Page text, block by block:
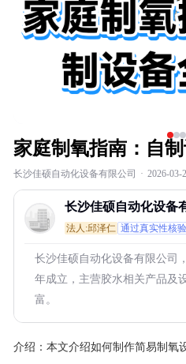
家庭制氧指南：自
长沙佳硕自动化设备有限公司 · 2026-03-
长沙佳硕自动化设备
法人:邱泽仁 通过真实性核验
长沙佳硕自动化设备有限公司
年成立，主营胶水相关产品及
富。
介绍： 本文介绍如何制作简易制氧